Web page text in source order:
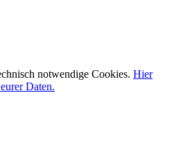
notwendige Cookies. Hier
Daten.